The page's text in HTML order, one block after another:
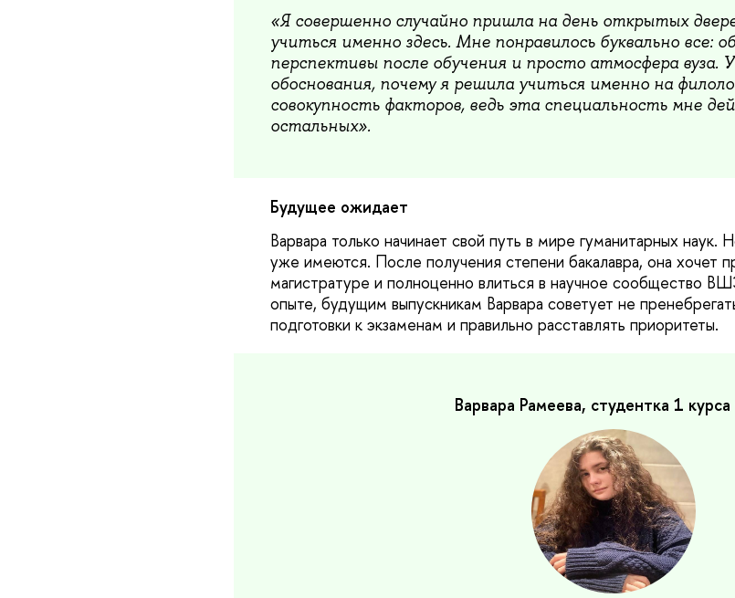
«Я совершенно случайно пришла на день открытых
учиться именно здесь. Мне понравилось буквально все:
перспективы после обучения и просто атмосфера вуза.
обоснования, почему я решила учиться именно на
совокупность факторов, ведь эта специальность мне
остальных».
Будущее ожидает
Варвара только начинает свой путь в мире гуманитарных
уже имеются. После получения степени бакалавра, она хочет
магистратуре и полноценно влиться в научное сообщество
опыте, будущим выпускникам Варвара советует не
подготовки к экзаменам и правильно расставлять приоритеты.
Варвара Рамеева, студентка 1